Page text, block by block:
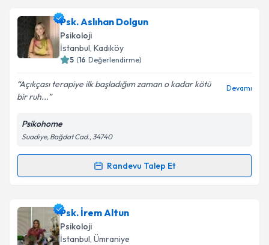
Psk. Ahmet Yenaliçin randevu takvimi talebi
oluşturun. Size bu uzmandan randevu almanız için bir
takvim hazırlandığında e-posta ile bilgilendireceğiz.
Kişisel verilerimin işlenmesine ilişkin
Metni'ni okudum ve kişisel verilerimin belirtilen
kapsamda işlenmesini kabul ediyorum.
Psk. Aslıhan Dolgun
Psikoloji
İstanbul, Kadıköy
5 (16 Değerlendirme)
Açıkçası terapiye ilk başladığım zaman o kadar kötü
bir ruh...
Devamı
Psikohome
Suadiye, Bağdat Cad., 34740
Randevu Talep Et
Randevu Takvimi Talebi
Psk. Aslıhan Dolguniçin randevu takvimi talebi
oluşturun. Size bu uzmandan randevu almanız için bir
takvim hazırlandığında e-posta ile bilgilendireceğiz.
Psk. İrem Altun
Psikoloji
İstanbul, Ümraniye